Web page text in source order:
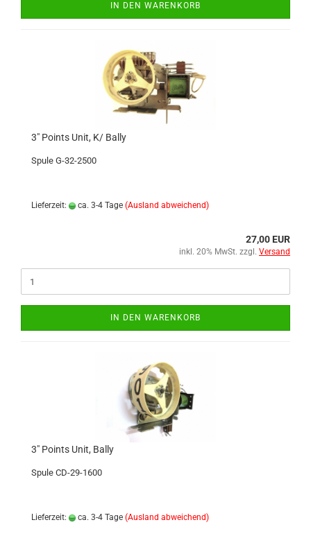
IN DEN WARENKORB
3" Points Unit, K/ Bally
Spule G-32-2500
Lieferzeit: ca. 3-4 Tage (Ausland abweichend)
27,00 EUR
inkl. 20% MwSt. zzgl. Versand
IN DEN WARENKORB
3" Points Unit, Bally
Spule CD-29-1600
Lieferzeit: ca. 3-4 Tage (Ausland abweichend)